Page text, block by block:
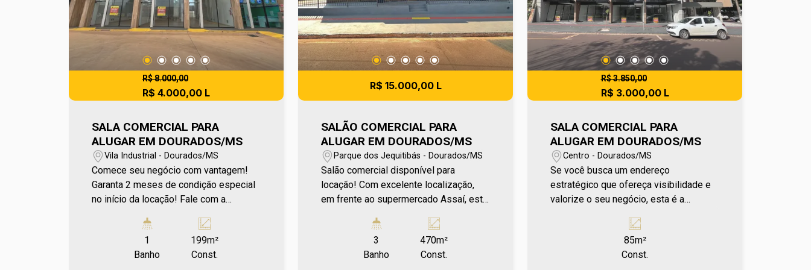
apresentar pequenas variações. Ref
imv 8734
metragem informada é aproximada e
pode apresentar pequenas variações.
atividades que demandam área
funcional e bem localizada. O projeto
foi desenvolvido para oferecer
praticidade, organização e eficiência,
com divisões inteligentes que se
adaptam a diferentes formatos de
operação empresarial. Localização
excelente mobilidade para entrada e
saída de mercadorias. Entre em contato
e agende sua visita pelo número (67)
2108-2121. Os valores de IPTU e
Condomínio poderão sofrer reajustes
de valores sem aviso prévio, pois são
de responsabilidade da administradora
do condomínio e prefeitura municipal. A
metragem informada é aproximada e
R$ 8.000,00
R$ 4.000,00 L
SALA COMERCIAL PARA
ALUGAR EM DOURADOS/MS
Vila Industrial - Dourados/MS
Comece seu negócio com vantagem!
Garanta 2 meses de condição especial
no início da locação! Fale com a
comercial disponível com localização
privilegiada na Avenida Marcelino
Pires! Situada em uma das avenidas
1
Banho
199m²
Const.
R$ 15.000,00 L
SALÃO COMERCIAL PARA
ALUGAR EM DOURADOS/MS
Parque dos Jequitibás - Dourados/MS
Salão comercial disponível para
locação! Com excelente localização,
em frente ao supermercado Assaí, este
para atender diferentes tipos de
negócios. Conta com barracão com
mezanino, escritório privativo, copa, 3
3
Banho
470m²
Const.
R$ 3.850,00
R$ 3.000,00 L
SALA COMERCIAL PARA
ALUGAR EM DOURADOS/MS
Centro - Dourados/MS
Se você busca um endereço
estratégico que ofereça visibilidade e
valorize o seu negócio, esta é a
sobre-esquina bem no centro da
cidade, esta sala oferece um ponto
privilegiado e uma estrutura funcional
85m²
Const.